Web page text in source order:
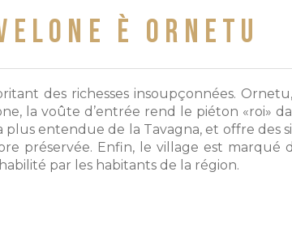
VELONE È ORNETU
des richesses insoupçonnées. Ornetu,
la voûte d’entrée rend le piéton «roi»
entendue de la Tavagna, et offre des
préservée. Enfin, le village est marqué
par les habitants de la région.